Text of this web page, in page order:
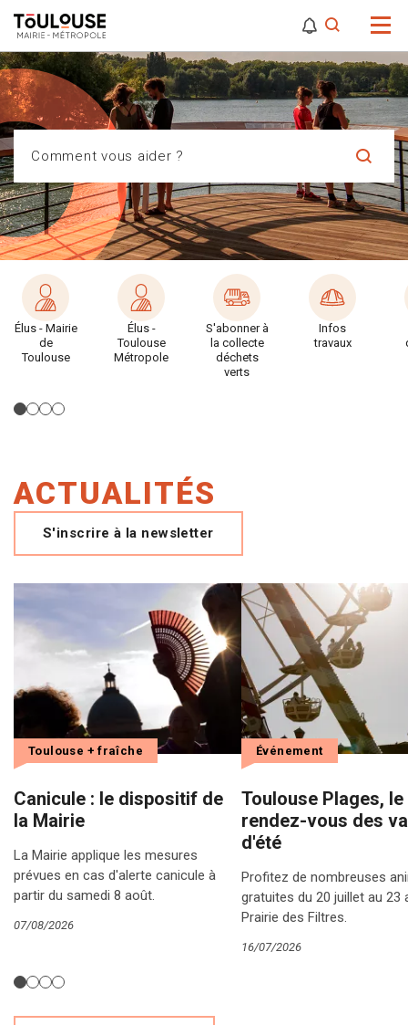
Comment vous aider ?
Élus - Mairie
de
Toulouse
Élus -
Toulouse
Métropole
S'abonner à
la collecte
déchets
verts
Infos
travaux
ACTUALITÉS
S'inscrire à la newsletter
Canicule : le dispositif de
la Mairie
Toulouse + fraîche
La Mairie applique les mesures
prévues en cas d'alerte canicule à
partir du samedi 8 août.
07/08/2026
Toulouse Plages, le
rendez-vous des
d'été
Événement
Profitez de nombreuses
gratuites du 20 juillet au 23
Prairie des Filtres.
16/07/2026